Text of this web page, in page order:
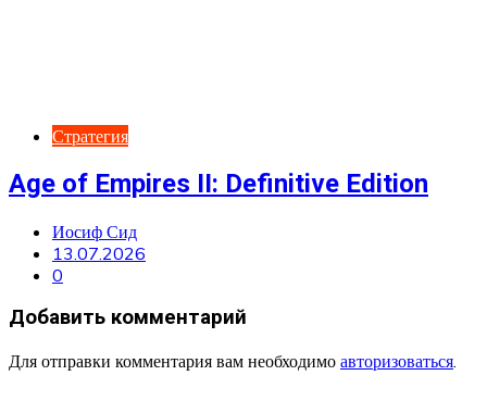
Стратегия
Age of Empires II: Definitive Edition
Иосиф Сид
13.07.2026
0
Добавить комментарий
Для отправки комментария вам необходимо авторизоваться.